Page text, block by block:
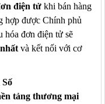
điện tử khi bán hàng
hợp được Chính phủ
hóa đơn điện tử sẽ
và kết nối với cơ
tảng thương mại